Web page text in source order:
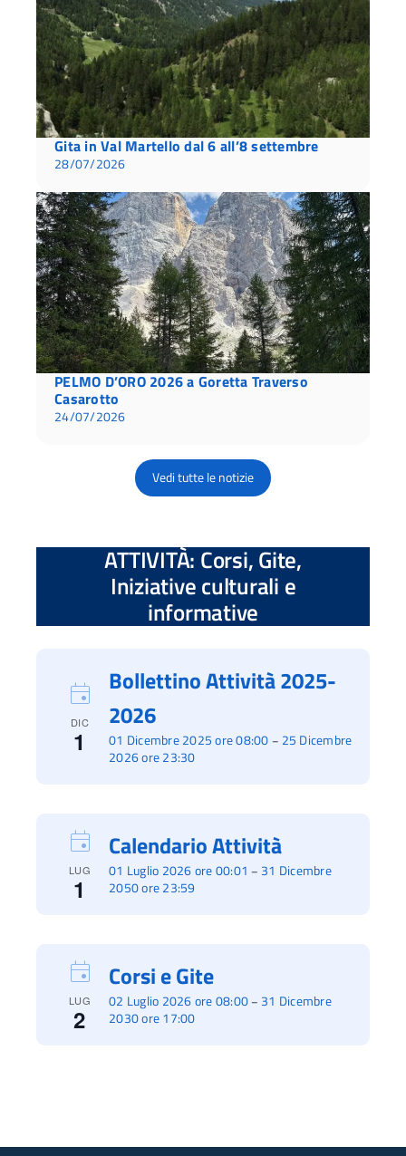
Gita in Val Martello dal 6 all’8 settembre
28/07/2026
PELMO D’ORO 2026 a Goretta Traverso
Casarotto
24/07/2026
Vedi tutte le notizie
ATTIVITÀ: Corsi, Gite,
Iniziative culturali e
informative
DIC
1 01 Dicembre 2025 ore 08:00 – 25 Dicembre
2026 ore 23:30
Bollettino Attività 2025-
2026
LUG
1
01 Luglio 2026 ore 00:01 – 31 Dicembre
2050 ore 23:59
Calendario Attività
LUG
2
02 Luglio 2026 ore 08:00– 31 Dicembre
2030 ore 17:00
Corsi e Gite